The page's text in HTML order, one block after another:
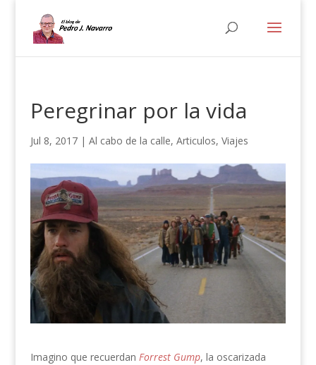
Peregrinar por la vida
Jul 8, 2017| Al cabo de la calle, Articulos, Viajes
Imagino que recuerdan Forrest Gump, la oscarizada